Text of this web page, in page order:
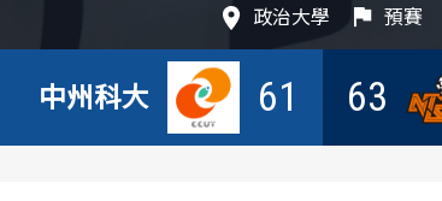
政治大學 預賽
中州科大 61 63